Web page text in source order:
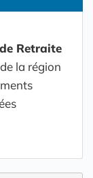
Retraite
la région